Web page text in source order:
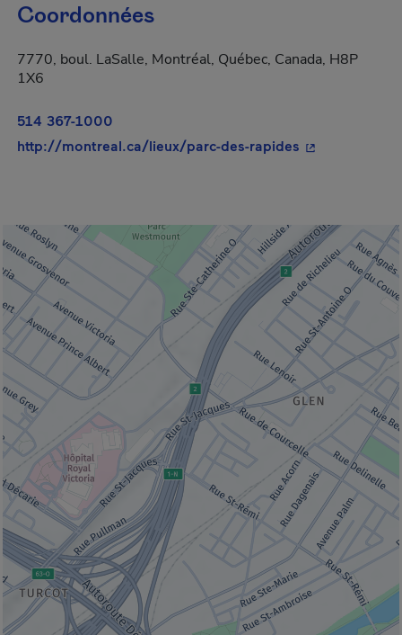
Coordonnées
7770, boul. LaSalle, Montréal, Québec, Canada, H8P
1X6
514 367-1000
http://montreal.ca/lieux/parc-des-rapides - Cet